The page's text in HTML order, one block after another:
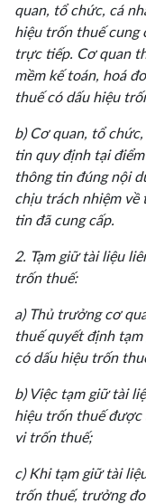
quan, tổ chức, cá
hiệu trốn thuế cung
trực tiếp. Cơ quan
mềm kế toán, hoá
thuế có dấu hiệu
b) Cơ quan, tổ
tin quy định tại
thông tin đúng nội
chịu trách nhiệm về
tin đã cung cấp.
2. Tạm giữ tài liệu
trốn thuế:
a) Thủ trưởng cơ
thuế quyết định
có dấu hiệu trốn
b) Việc tạm giữ tài
hiệu trốn thuế được
vi trốn thuế;
c) Khi tạm giữ tài
trốn thuế, trưởng